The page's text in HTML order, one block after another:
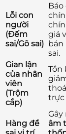
Lỗi con
người
(Đếm
sai/Gõ sai)
Báo
giá
bán
sai.
Gian lận
của nhân
viên
(Trộm
cắp)
Tồn
trực
Hàng để
Gây
âm